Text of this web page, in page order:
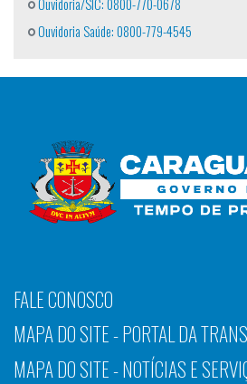
Ouvidoria/SIC: 0800-770-0678
Ouvidoria Saúde: 0800-779-4545
FALE CONOSCO
MAPA DO SITE - PORTAL DA
MAPA DO SITE - NOTÍCIAS E